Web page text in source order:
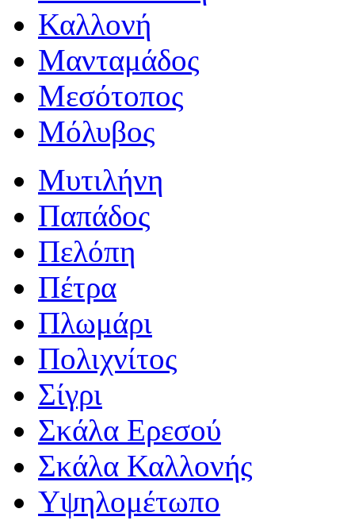
Καλλονή
Μανταμάδος
Μεσότοπος
Μόλυβος
Μυτιλήνη
Παπάδος
Πελόπη
Πέτρα
Πλωμάρι
Πολιχνίτος
Σίγρι
Σκάλα Ερεσού
Σκάλα Καλλονής
Υψηλομέτωπο